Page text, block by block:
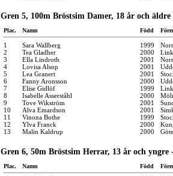
Gren 5, 100m Bröstsim Damer, 18 år och
Plac. Namn Född
1 Sara Wallberg 1999
2
Tea Gladher 2000
3
Ella Lindroth 2001
4
Lovisa Alsop 2001
5
Lea Granert 2001
6
Fanny Aronsson 2000
7
Elise Gidlöf 1999
8
Isabelle Asserståhl 2000
9
Tove Wikström 2001
10
Alva Emardson 2001
11
Vinona Bothe 1999
12
Ylva Franck 2000
13
Malin Kaldrup 2000
Gren 6, 50m Bröstsim Herrar, 13 år och yngre
Plac. Namn Född